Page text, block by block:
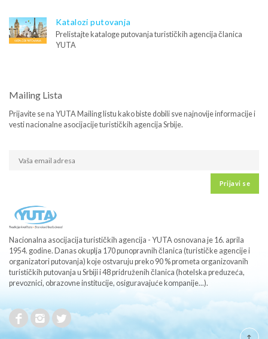
Katalozi putovanja
Prelistajte kataloge putovanja turističkih agencija članica
YUTA
Mailing Lista
Prijavite se na YUTA Mailing listu kako biste dobili sve najnovije informacije i
vesti nacionalne asocijacije turističkih agencija Srbije.
Prijavi se
Nacionalna asocijacija turističkih agencija - YUTA osnovana je 16. aprila
1954. godine. Danas okuplja 170 punopravnih članica (turističke agencije i
organizatori putovanja) koje ostvaruju preko 90 % prometa organizovanih
turističkih putovanja u Srbiji i 48 pridruženih članica (hotelska preduzeća,
prevoznici, obrazovne institucije, osiguravajuće kompanije...).